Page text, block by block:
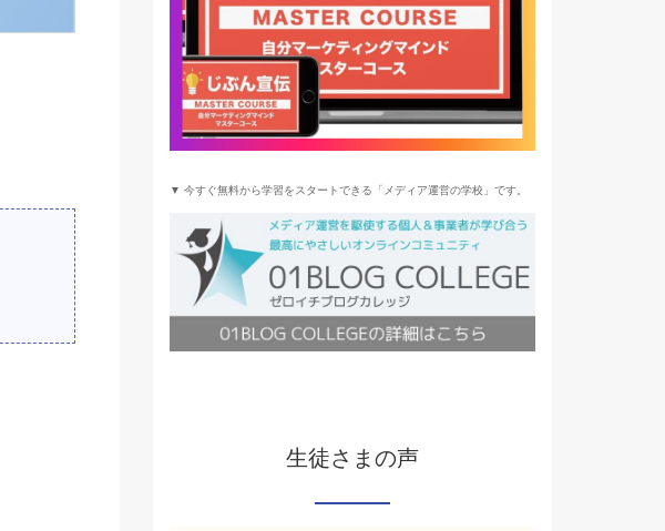
▼ 今すぐ無料から学習をスタートできる「メディア運営の学校」です。
生徒さまの声